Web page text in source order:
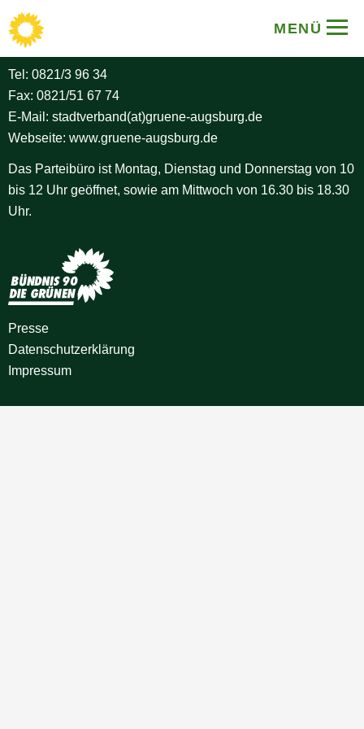
MENÜ
BÜNDNIS 90/DIE GRÜNEN
Stadtverband Augsburg
Tel: 0821/3 96 34
Fax: 0821/51 67 74
E-Mail: stadtverband(at)gruene-augsburg.de
Webseite: www.gruene-augsburg.de
Das Parteibüro ist Montag, Dienstag und Donnerstag von 10
bis 12 Uhr geöffnet, sowie am Mittwoch von 16.30 bis 18.30
Uhr.
Presse
Datenschutz­erklärung
Impressum